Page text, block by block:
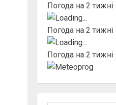
Погода на 2 тижні
Погода на 2 тижні
Погода на 2 тижні